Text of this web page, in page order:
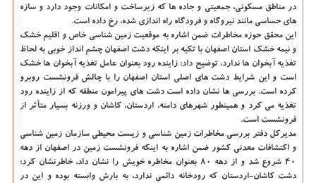
در مناطق مسکونی، جمعیتی و جاده ها که زیرساخت و امکانات وجود دارد و سازه
های حساسی مانند نیروگاه و فرودگاه راه اندازی شده، رخ داده است.
این محقق حوزه مخاطرات ضمن اشاره به موقعیت زمین شناسی خاص و اقلیم خشک
و نیمه خشک استان اصفهان با تکیه بر اینکه دشت اصفهان چشم انداز خوبی به لحاظ
تغذیه آبخوان ها ندارد، توضیح داد: زاینده رود بعنوان عامل تغذیه آبخوان ها خشک
است و این شرایط دشت های اصلی استان اصفهان را با چالش فرونشست روبرو
کرده است. بررسی ها نشان داده است دشت های پیرامون منطقه که از زاینده رود
تغذیه می کرد و همینطور شهرهای دامنه، اردستان، کاشان و ورزنه بسیار متأثر از
فرونشست است.
مدیرکل دفتر بررسی مخاطرات زمین شناسی و زیست محیطی سازمان زمین شناسی
و اکتشافات معدنی کشور ضمن اشاره به اینکه فرونشست زمین در اصفهان از دهه
۴۰ شروع شد و از دهه ۸۰ بعنوان مخاطره خویش را نشان داد، خاطرنشان کرد:
دشت کاشان-اردستان که رودخانه دائمی ندارد، به بارش وابسته بوده و این در